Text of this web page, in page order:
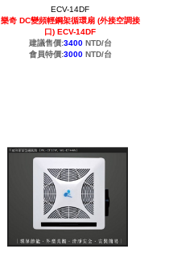
ECV-14DF
樂奇 DC變頻輕鋼架循環扇 (外接空調接
口) ECV-14DF
建議售價:3400NTD/台
會員特價:3000NTD/台